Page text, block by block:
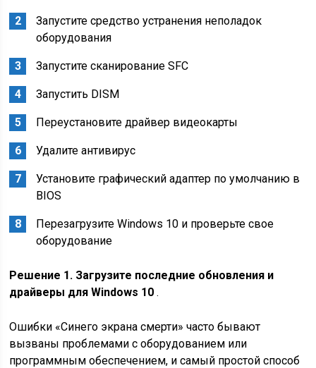
Запустите средство устранения неполадок
оборудования
Запустите сканирование SFC
Запустить DISM
Переустановите драйвер видеокарты
Удалите антивирус
Установите графический адаптер по умолчанию в
BIOS
Перезагрузите Windows 10 и проверьте свое
оборудование
Решение 1. Загрузите последние обновления и
драйверы для Windows 10.
Ошибки «Синего экрана смерти» часто бывают
вызваны проблемами с оборудованием или
программным обеспечением, и самый простой способ